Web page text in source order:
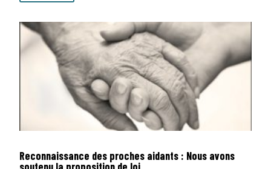
Reconnaissance des proches aidants : Nous avons